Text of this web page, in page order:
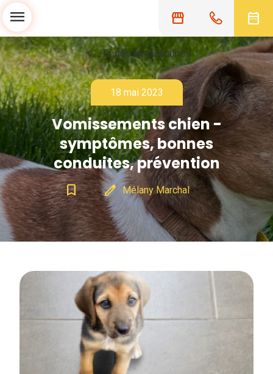
storefront date_range
menu
chevron_left Toutes les actualités
18 mai 2023
Vomissements chien -
symptômes, bonnes
conduites, prévention
bookmark_border edit Mélany Marchal